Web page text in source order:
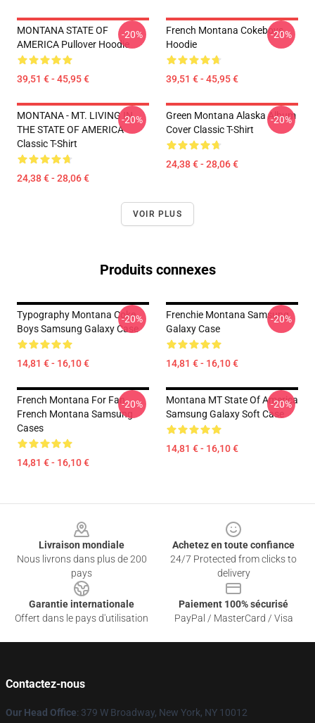
MONTANA STATE OF
AMERICA Pullover Hoodie
39,51 € - 45,95 €
-20%
French Montana Cokeboys
Hoodie
39,51 € - 45,95 €
-20%
MONTANA - MT. LIVING IN
THE STATE OF AMERICA
Classic T-Shirt
24,38 € - 28,06 €
-20%
Green Montana Alaska Album
Cover Classic T-Shirt
24,38 € - 28,06 €
-20%
VOIR PLUS
Produits connexes
Typography Montana Coke
Boys Samsung Galaxy Case
14,81 € - 16,10 €
-20%
Frenchie Montana Samsung
Galaxy Case
14,81 € - 16,10 €
-20%
French Montana For Fan
French Montana Samsung
Cases
14,81 € - 16,10 €
-20%
Montana MT State Of America
Samsung Galaxy Soft Case
14,81 € - 16,10 €
-20%
Livraison mondiale
Nous livrons dans plus de 200
pays
Achetez en toute confiance
24/7 Protected from clicks to
delivery
Garantie internationale
Offert dans le pays d'utilisation
Paiement 100% sécurisé
PayPal / MasterCard / Visa
Contactez-nous
Our Head Office: 379 W Broadway, New York, NY 10012